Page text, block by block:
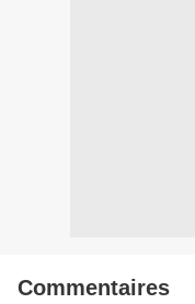
Commentaires